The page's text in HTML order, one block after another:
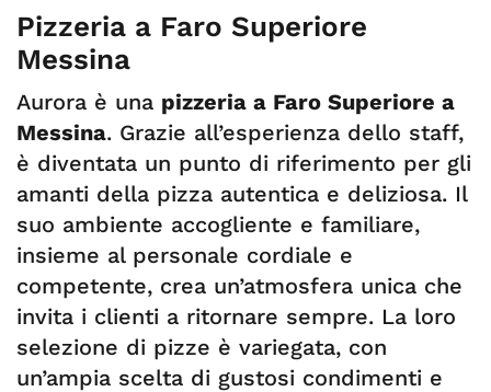
Pizzeria a Faro Superiore
Messina
Aurora è una pizzeria a Faro Superiore a
Messina. Grazie all’esperienza dello staff,
è diventata un punto di riferimento per gli
amanti della pizza autentica e deliziosa. Il
suo ambiente accogliente e familiare,
insieme al personale cordiale e
competente, crea un’atmosfera unica che
invita i clienti a ritornare sempre. La loro
selezione di pizze è variegata, con
un’ampia scelta di gustosi condimenti e